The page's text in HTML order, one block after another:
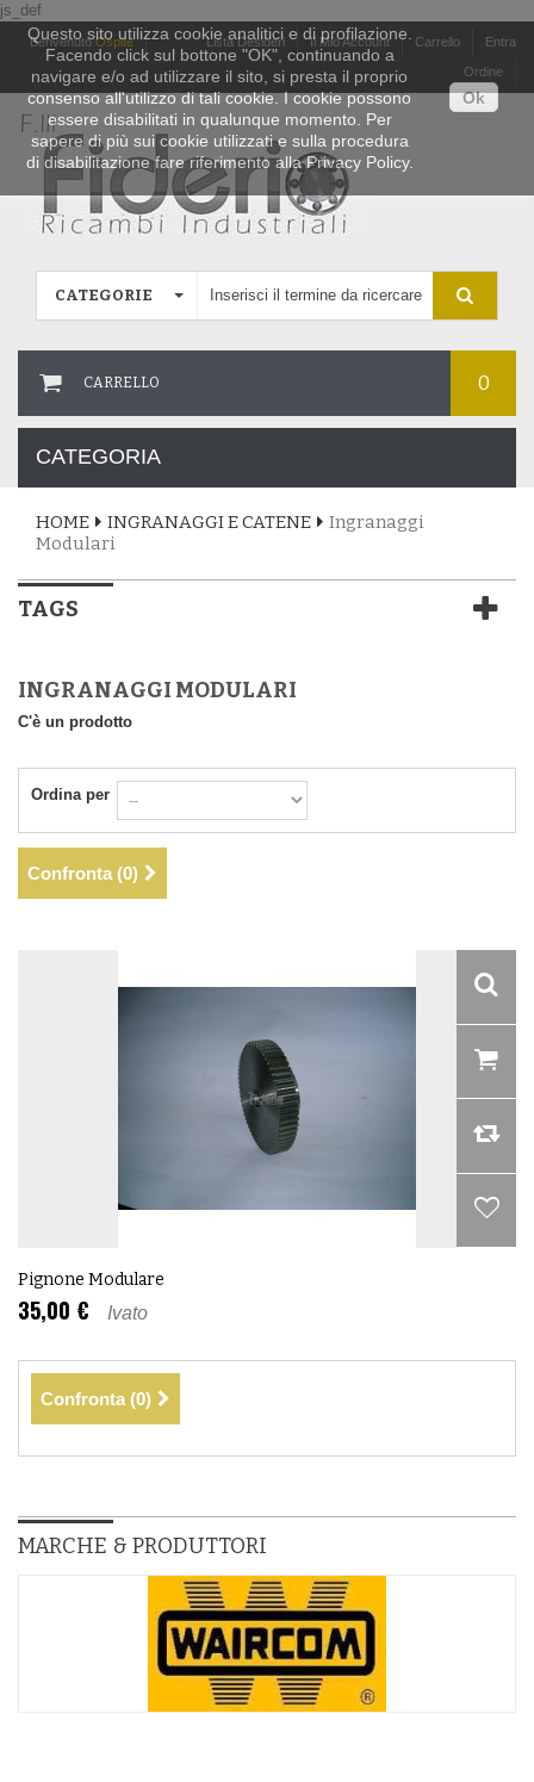
js_def
BenvenutoOspite Entra
Carrello
Il Mio Account
Lista Desideri
Ordine
CATEGORIE
CARRELLO 0
CATEGORIA
HOME INGRANAGGI E CATENE
Ingranaggi
Modulari
TAGS
INGRANAGGI MODULARI
C'è un prodotto
Ordina per
Confronta (0)
Pignone Modulare
35,00 € Ivato
Confronta (0)
MARCHE & PRODUTTORI
Questo sito utilizza cookie analitici e di profilazione.
Facendo click sul bottone "OK", continuando a
navigare e/o ad utilizzare il sito, si presta il proprio
consenso all'utilizzo di tali cookie. I cookie possono
essere disabilitati in qualunque momento. Per
sapere di più sui cookie utilizzati e sulla procedura
di disabilitazione fare riferimento alla Privacy Policy.
Ok